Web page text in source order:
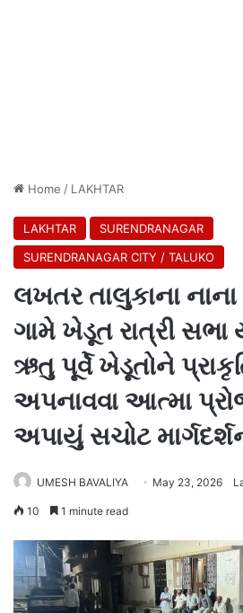
Home / LAKHTAR
LAKHTAR
SURENDRANAGAR
SURENDRANAGAR CITY / TALUKO
લખતર તાલુકાના
ગામે ખેડૂત રાત્રી
ઋતુ પૂર્વે ખેડૂતોને
અપનાવવા આત્મા
અપાયું સચોટ
UMESH BAVALIYA May 23, 2026
10 1 minute read